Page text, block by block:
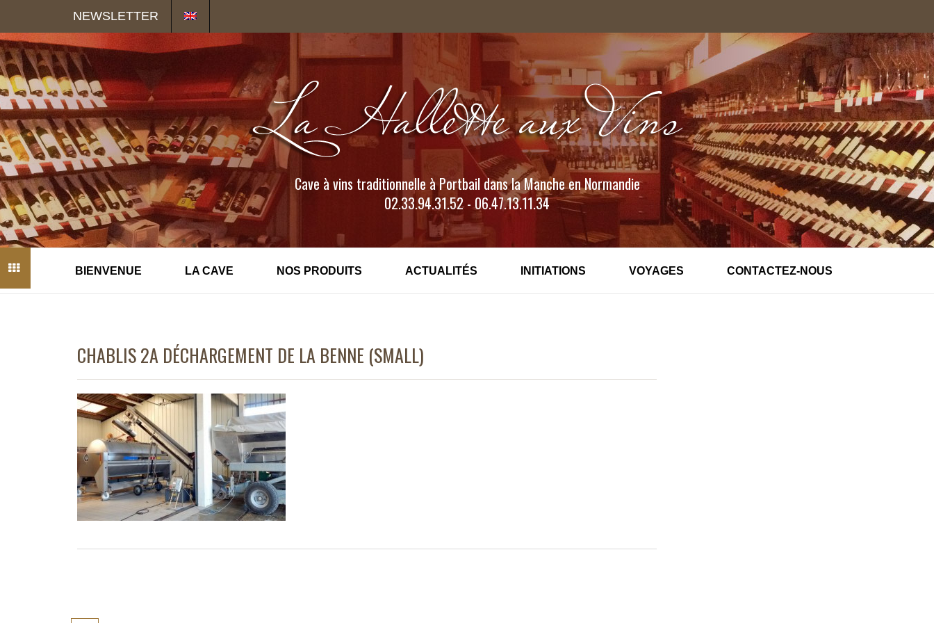
NEWSLETTER
Cave à vins traditionnelle à Portbail dans la Manche en Normandie
02.33.94.31.52 - 06.47.13.11.34
BIENVENUE LA CAVE NOS PRODUITS ACTUALITÉS INITIATIONS VOYAGES CONTACTEZ-NOUS
CHABLIS 2A DÉCHARGEMENT DE LA BENNE (SMALL)
Panneau de gestion des cookies